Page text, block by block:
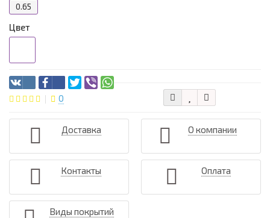
0.65
Цвет
0
Доставка О компании
Контакты Оплата
Виды покрытий